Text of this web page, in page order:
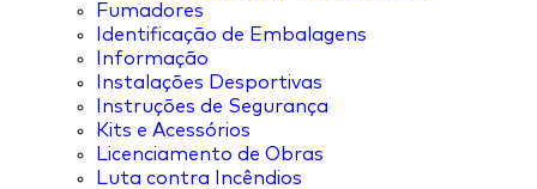
Fumadores
Identificação de Embalagens
Informação
Instalações Desportivas
Instruções de Segurança
Kits e Acessórios
Licenciamento de Obras
Luta contra Incêndios